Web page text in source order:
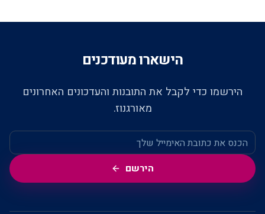
הישארו מעודכנים
הירשמו כדי לקבל את התובנות והעדכונים האחרונים
מאורגנוז.
הירשם